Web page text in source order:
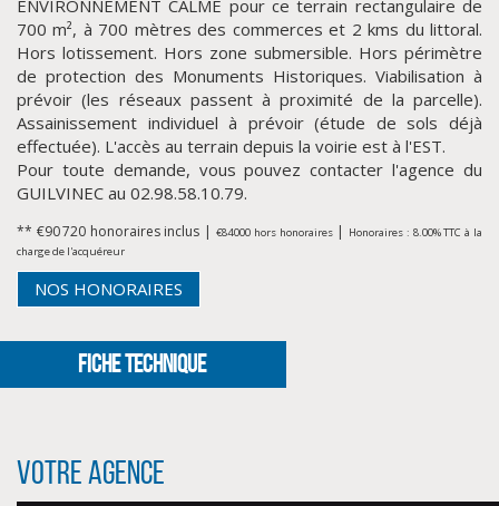
CLIQUER ICI POUR AGRANDIR
ENVIRONNEMENT CALME pour ce terrain rectangulaire de
700 m², à 700 mètres des commerces et 2 kms du littoral.
Hors lotissement. Hors zone submersible. Hors périmètre
de protection des Monuments Historiques. Viabilisation à
prévoir (les réseaux passent à proximité de la parcelle).
Assainissement individuel à prévoir (étude de sols déjà
effectuée). L'accès au terrain depuis la voirie est à l'EST.
Pour toute demande, vous pouvez contacter l'agence du
GUILVINEC au 02.98.58.10.79.
** €90 720 honoraires inclus | €84 000 hors honoraires|
Honoraires : 8.00% TTC à la
charge de l'acquéreur
NOS HONORAIRES
FICHE TECHNIQUE
Votre agence